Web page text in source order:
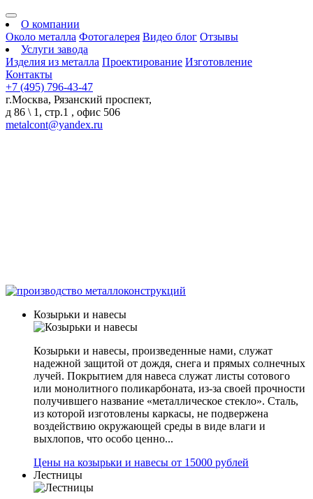
О компании
Около металла Фотогалерея Видео блог Отзывы
Услуги завода
Изделия из металла Проектирование Изготовление
Контакты
+7 (495) 796-43-47
г.Москва, Рязанский проспект,
д 86 \ 1, стр.1 , офис 506
metalcont@yandex.ru
Козырьки и навесы
Козырьки и навесы, произведенные нами, служат
надежной защитой от дождя, снега и прямых солнечных
лучей. Покрытием для навеса служат листы сотового
или монолитного поликарбоната, из-за своей прочности
получившего название «металлическое стекло». Сталь,
из которой изготовлены каркасы, не подвержена
воздействию окружающей среды в виде влаги и
выхлопов, что особо ценно...
Цены на козырьки и навесы от 15000 рублей
Лестницы